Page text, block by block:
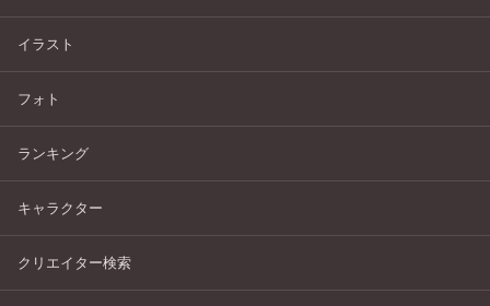
イラスト
フォト
ランキング
キャラクター
クリエイター検索